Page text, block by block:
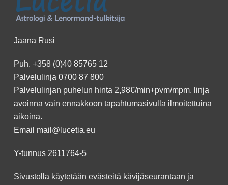
Jaana Rusi
Puh. +358 (0)40 85765 12
Palvelulinja 0700 87 800
Palvelulinjan puhelun hinta 2,98€/min+pvm/mpm, linja
avoinna vain ennakkoon tapahtumasivulla ilmoitettuina
aikoina.
Email mail@lucetia.eu
Y-tunnus 2611764-5
Sivustolla käytetään evästeitä kävijäseurantaan ja